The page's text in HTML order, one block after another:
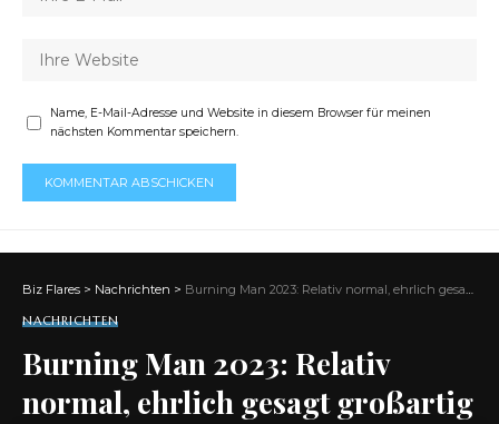
Name, E-Mail-Adresse und Website in diesem Browser für meinen
nächsten Kommentar speichern.
Biz Flares > Nachrichten > Burning Man 2023: Relativ normal, ehrlich gesagt großartig
NACHRICHTEN
Burning Man 2023: Relativ
normal, ehrlich gesagt großartig